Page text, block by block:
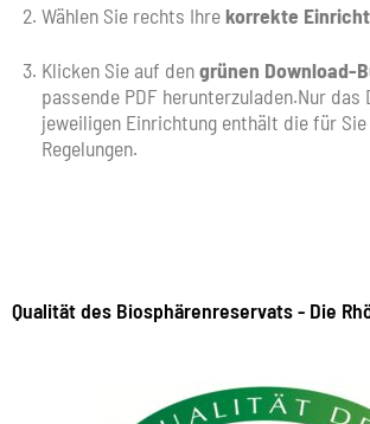
Wählen Sie rechts Ihrekorrekte
Klicken Sie auf dengrünen Download-
passende PDF herunterzuladen.Nur das
jeweiligen Einrichtung enthält die für
Regelungen.
Qualität des Biosphärenreservats - Die